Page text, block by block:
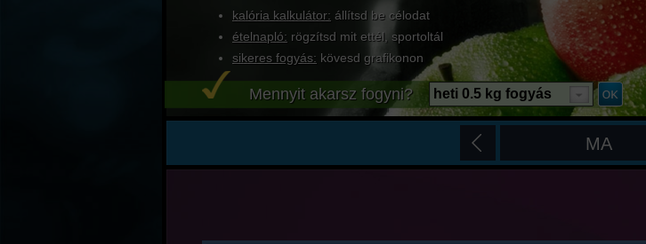
kalória kalkulátor: állítsd be célodat
ételnapló: rögzítsd mit ettél, sportoltál
sikeres fogyás: kövesd grafikonon
Mennyit akarsz fogyni? heti 0.5 kg fogyás
MA